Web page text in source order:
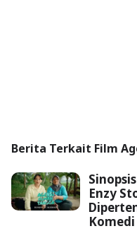
Berita Terkait Film
Enzy
Komedi